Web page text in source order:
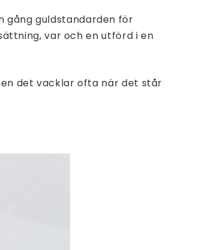
gång guldstandarden för
var och en utförd i en
det vacklar ofta när det står